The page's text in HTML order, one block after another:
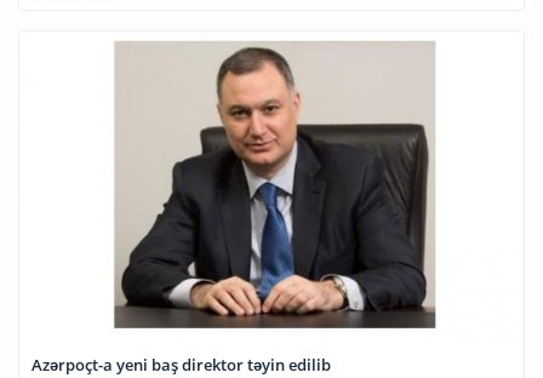
Azərpoçt-a yeni baş direktor təyin edilib